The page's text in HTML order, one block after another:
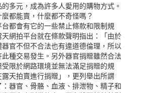
多元，成為許多人愛用的購物方式。
都能賣，什麼都不奇怪嗎？
都會有它的一些禁止條款和限制規
網拍平台就在條款聲明指出：「由於
官不但不合法也有違道德倫理，所以
種交易發生。另外器官捐贈雖然合法
限於網路環境並無法滿足捐贈的規
天拍賣進行捐贈」，更列舉出所謂
：器官、骨骼、血液、排泄物、精子和